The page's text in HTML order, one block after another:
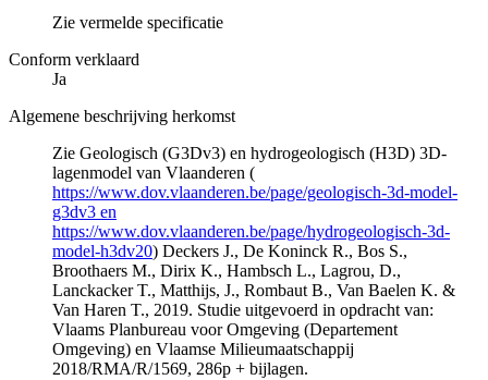
Zie vermelde specificatie
Conform verklaard
Ja
Algemene beschrijving herkomst
Zie Geologisch (G3Dv3) en hydrogeologisch (H3D) 3D-
lagenmodel van Vlaanderen (
https://www.dov.vlaanderen.be/page/geologisch-3d-model-
g3dv3 en
https://www.dov.vlaanderen.be/page/hydrogeologisch-3d-
model-h3dv20) Deckers J., De Koninck R., Bos S.,
Broothaers M., Dirix K., Hambsch L., Lagrou, D.,
Lanckacker T., Matthijs, J., Rombaut B., Van Baelen K. &
Van Haren T., 2019. Studie uitgevoerd in opdracht van:
Vlaams Planbureau voor Omgeving (Departement
Omgeving) en Vlaamse Milieumaatschappij
2018/RMA/R/1569, 286p + bijlagen.